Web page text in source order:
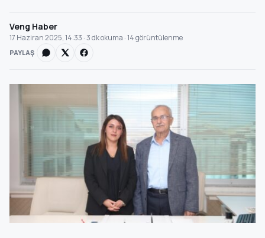
Veng Haber
17 Haziran 2025, 14:33 · 3 dk okuma · 14 görüntülenme
PAYLAŞ